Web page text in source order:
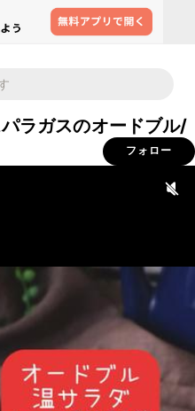
ラガスのオードブル/
フォロー